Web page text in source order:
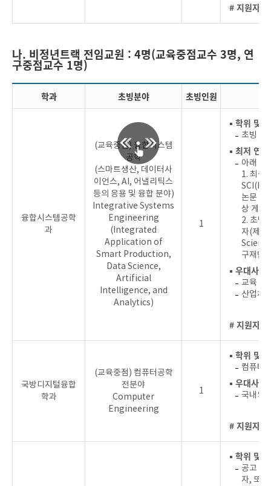
# 지원자
나. 비정년트랙 전임교원 : 4명(교육중점교수 3명, 연
구중점교수 1명)
학과 초빙분야 초빙인원
융합시스템공학
과
(교육중점) 융합시스템
공학
(스마트생산, 데이터사
이언스, AI, 어낼리틱스
등의 응용 및 융합 분야)
Integrative Systems
Engineering
(Integrated
Application of
Smart Production,
Data Science,
Artificial
Intelligence, and
Analytics)
1
▪ 학위 및
초빙 분
▪ 최저 연
아래 조
1. 최근
SCI(E)
논문 1
상 게재
2. 초빙
자(제1
구재단
▪ 우대사항
교육 경
산업체
# 지원자
국방디지털융합
학과
(교육중점) 컴퓨터공학
전분야
Computer
Engineering
1
▪ 학위 및
컴퓨터
▪ 우대사항
국내외
# 지원자
▪ 학위 및
공고 마
자, 또는